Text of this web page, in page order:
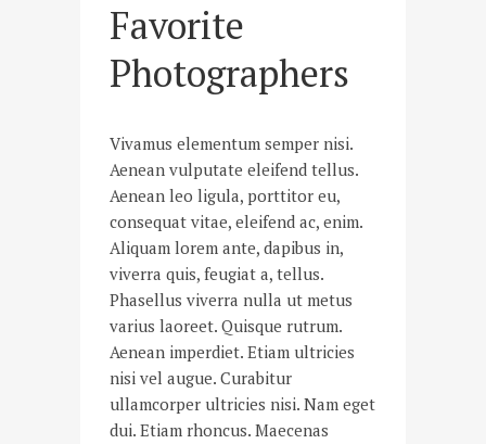
Favorite
Photographers
Vivamus elementum semper nisi.
Aenean vulputate eleifend tellus.
Aenean leo ligula, porttitor eu,
consequat vitae, eleifend ac, enim.
Aliquam lorem ante, dapibus in,
viverra quis, feugiat a, tellus.
Phasellus viverra nulla ut metus
varius laoreet. Quisque rutrum.
Aenean imperdiet. Etiam ultricies
nisi vel augue. Curabitur
ullamcorper ultricies nisi. Nam eget
dui. Etiam rhoncus. Maecenas